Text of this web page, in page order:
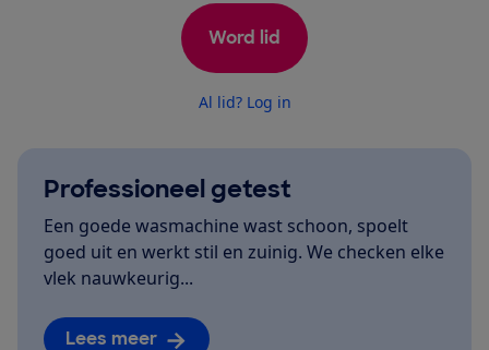
Word lid
Al lid? Log in
Professioneel getest
Een goede wasmachine wast schoon, spoelt
goed uit en werkt stil en zuinig. We checken elke
vlek nauwkeurig...
Lees meer